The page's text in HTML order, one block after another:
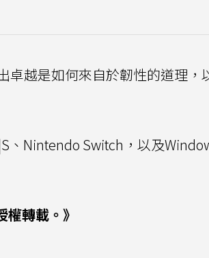
卓越是如何來自於韌性的道理，
、Nintendo Switch，以及
權轉載。》